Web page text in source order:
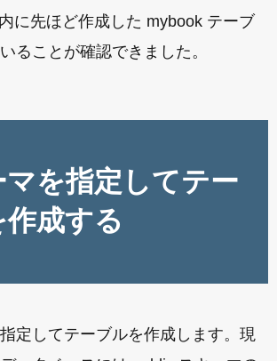
に先ほど作成した mybook テーブ
ることが確認できました。
マを指定してテー
成する
定してテーブルを作成します。現